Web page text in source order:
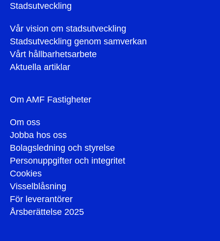
Stadsutveckling
Vår vision om stadsutveckling
Stadsutveckling genom samverkan
Vårt hållbarhetsarbete
Aktuella artiklar
Om AMF Fastigheter
Om oss
Jobba hos oss
Bolagsledning och styrelse
Personuppgifter och integritet
Cookies
Visselblåsning
För leverantörer
Årsberättelse 2025